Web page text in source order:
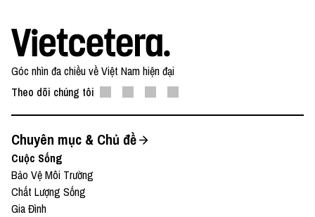
Góc nhìn đa chiều về Việt Nam hiện đại
Theo dõi chúng tôi
Chuyên mục & Chủ đề
Cuộc Sống
Bảo Vệ Môi Trường
Chất Lượng Sống
Gia Đình